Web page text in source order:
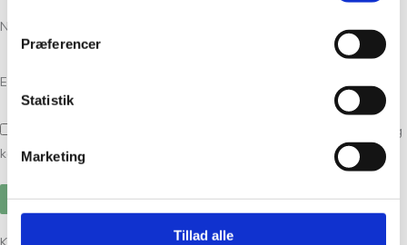
Præferencer
Statistik
Marketing
Tillad alle
Navn
E-mail
Gem mit navn, mail og websted i denne browser til næste gang jeg
kommenterer.
Kunder købte også